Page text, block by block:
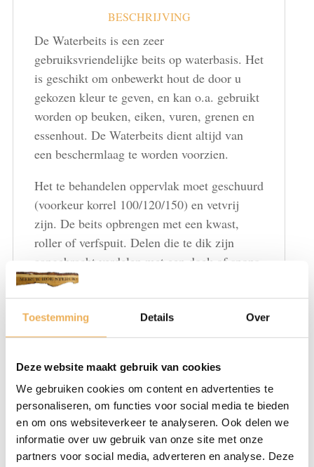
Toestemming Details Over
Deze website maakt gebruik van cookies
We gebruiken cookies om content en advertenties te
personaliseren, om functies voor social media te bieden
en om ons websiteverkeer te analyseren. Ook delen we
informatie over uw gebruik van onze site met onze
partners voor social media, adverteren en analyse. Deze
BESCHRIJVING
De Waterbeits is een zeer
gebruiksvriendelijke beits op waterbasis. Het
is geschikt om onbewerkt hout de door u
gekozen kleur te geven, en kan o.a. gebruikt
worden op beuken, eiken, vuren, grenen en
essenhout. De Waterbeits dient altijd van
een beschermlaag te worden voorzien.
Het te behandelen oppervlak moet geschuurd
(voorkeur korrel 100/120/150) en vetvrij
zijn. De beits opbrengen met een kwast,
roller of verfspuit. Delen die te dik zijn
aangebracht verdelen met een doek of spons.
Daarna goed laten drogen en vervolgens
afwerken met een beschermlaag naar keuze.
Kwasten
Voorbewerking: het houten oppervlak goed schuren,
voorkeur korrel 150-180.
Maak het geheel stofvrij.
De beits met een kwast nattig en egaal